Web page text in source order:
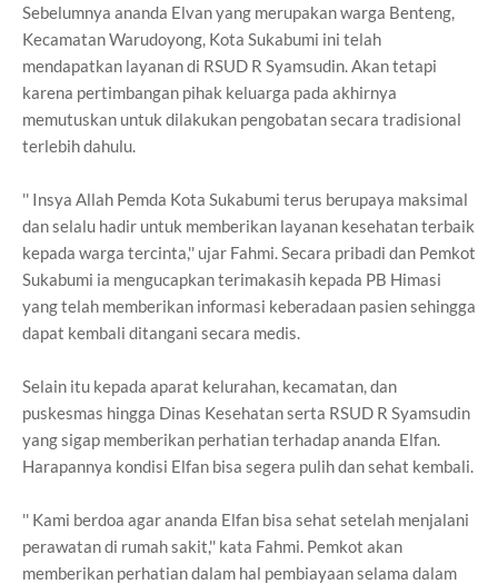
Sebelumnya ananda Elvan yang merupakan warga Benteng,
Kecamatan Warudoyong, Kota Sukabumi ini telah
mendapatkan layanan di RSUD R Syamsudin. Akan tetapi
karena pertimbangan pihak keluarga pada akhirnya
memutuskan untuk dilakukan pengobatan secara tradisional
terlebih dahulu.
'' Insya Allah Pemda Kota Sukabumi terus berupaya maksimal
dan selalu hadir untuk memberikan layanan kesehatan terbaik
kepada warga tercinta,'' ujar Fahmi. Secara pribadi dan Pemkot
Sukabumi ia mengucapkan terimakasih kepada PB Himasi
yang telah memberikan informasi keberadaan pasien sehingga
dapat kembali ditangani secara medis.
Selain itu kepada aparat kelurahan, kecamatan, dan
puskesmas hingga Dinas Kesehatan serta RSUD R Syamsudin
yang sigap memberikan perhatian terhadap ananda Elfan.
Harapannya kondisi Elfan bisa segera pulih dan sehat kembali.
'' Kami berdoa agar ananda Elfan bisa sehat setelah menjalani
perawatan di rumah sakit,'' kata Fahmi. Pemkot akan
memberikan perhatian dalam hal pembiayaan selama dalam